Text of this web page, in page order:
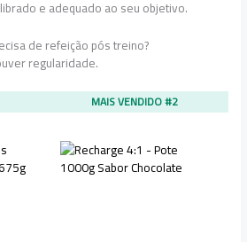
e adequado ao seu objetivo.
de refeição pós treino?
regularidade.
MAIS VENDIDO #2